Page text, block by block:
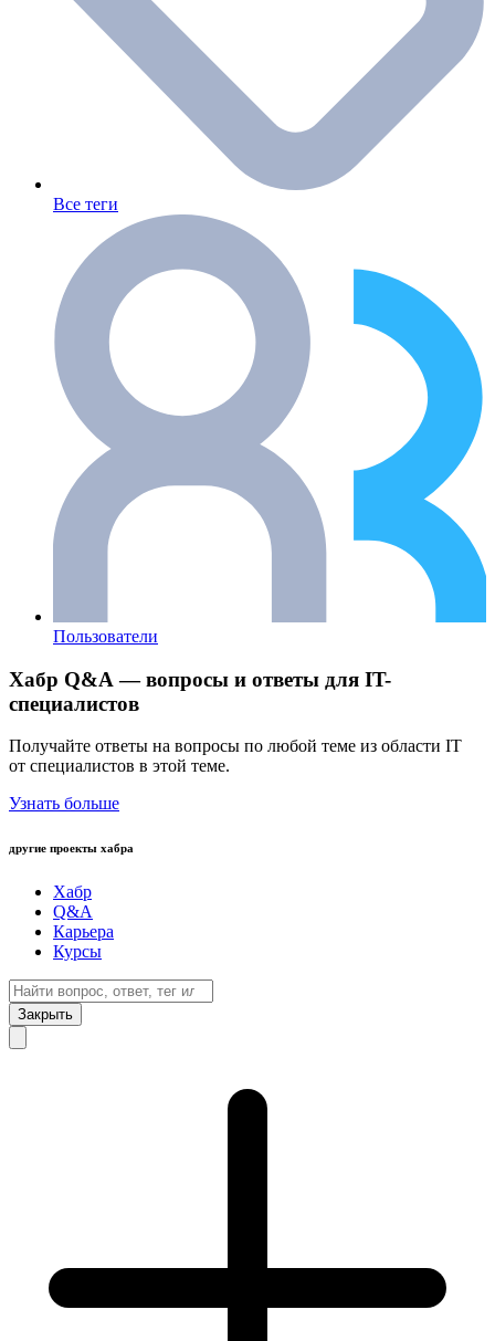
Все теги
Пользователи
Хабр Q&A — вопросы и ответы для IT-
специалистов
Получайте ответы на вопросы по любой теме из области IT
от специалистов в этой теме.
Узнать больше
другие проекты хабра
Хабр
Q&A
Карьера
Курсы
Закрыть